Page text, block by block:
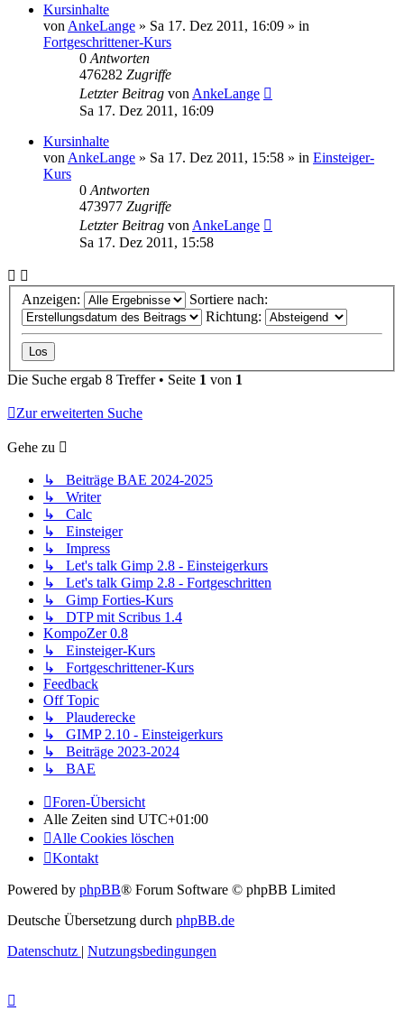
Kursinhalte
von AnkeLange » Sa 17. Dez 2011, 16:09 » in
Fortgeschrittener-Kurs
0 Antworten
476282 Zugriffe
Letzter Beitrag von AnkeLange
Sa 17. Dez 2011, 16:09
Kursinhalte
von AnkeLange » Sa 17. Dez 2011, 15:58 » in Einsteiger-
Kurs
0 Antworten
473977 Zugriffe
Letzter Beitrag von AnkeLange
Sa 17. Dez 2011, 15:58
Anzeigen:
Sortiere nach:
Richtung:
Die Suche ergab 8 Treffer • Seite 1 von 1
Zur erweiterten Suche
Gehe zu
↳ Beiträge BAE 2024-2025
↳ Writer
↳ Calc
↳ Einsteiger
↳ Impress
↳ Let's talk Gimp 2.8 - Einsteigerkurs
↳ Let's talk Gimp 2.8 - Fortgeschritten
↳ Gimp Forties-Kurs
↳ DTP mit Scribus 1.4
KompoZer 0.8
↳ Einsteiger-Kurs
↳ Fortgeschrittener-Kurs
Feedback
Off Topic
↳ Plauderecke
↳ GIMP 2.10 - Einsteigerkurs
↳ Beiträge 2023-2024
↳ BAE
Foren-Übersicht
Alle Zeiten sind UTC+01:00
Alle Cookies löschen
Kontakt
Powered by phpBB® Forum Software © phpBB Limited
Deutsche Übersetzung durch phpBB.de
Datenschutz
Nutzungsbedingungen